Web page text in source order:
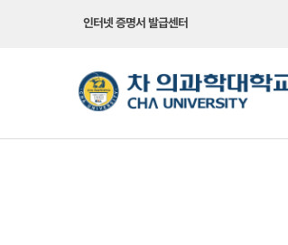
인터넷 증명서 발급센터